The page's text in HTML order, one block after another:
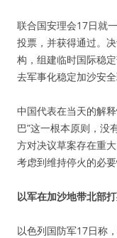
联合国安理会17日就
投票，并获得通过。
构，组建临时国际稳
去军事化稳定加沙安
中国代表在当天的解
巴”这一根本原则，没
方对决议草案存在重
考虑到维持停火的必
以军在加沙地带北部
以色列国防军17日称